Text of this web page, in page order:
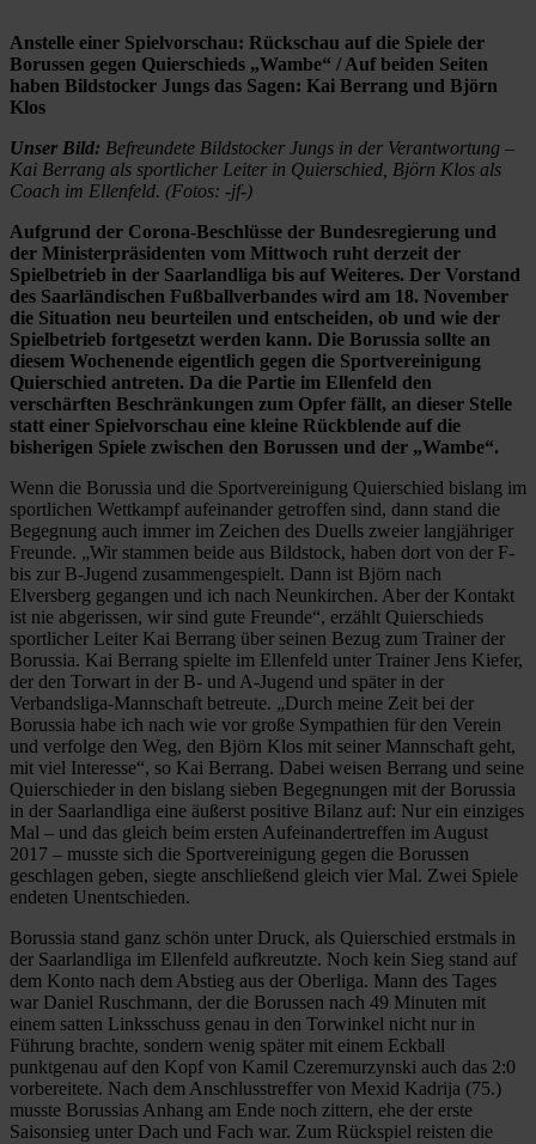
Anstelle einer Spielvorschau: Rückschau auf die Spiele der
Borussen gegen Quierschieds „Wambe“ / Auf beiden Seiten
haben Bildstocker Jungs das Sagen: Kai Berrang und Björn
Klos
Unser Bild: Befreundete Bildstocker Jungs in der Verantwortung –
Kai Berrang als sportlicher Leiter in Quierschied, Björn Klos als
Coach im Ellenfeld. (Fotos: -jf-)
Aufgrund der Corona-Beschlüsse der Bundesregierung und
der Ministerpräsidenten vom Mittwoch ruht derzeit der
Spielbetrieb in der Saarlandliga bis auf Weiteres. Der Vorstand
des Saarländischen Fußballverbandes wird am 18. November
die Situation neu beurteilen und entscheiden, ob und wie der
Spielbetrieb fortgesetzt werden kann. Die Borussia sollte an
diesem Wochenende eigentlich gegen die Sportvereinigung
Quierschied antreten. Da die Partie im Ellenfeld den
verschärften Beschränkungen zum Opfer fällt, an dieser Stelle
statt einer Spielvorschau eine kleine Rückblende auf die
bisherigen Spiele zwischen den Borussen und der „Wambe“.
Wenn die Borussia und die Sportvereinigung Quierschied bislang im
sportlichen Wettkampf aufeinander getroffen sind, dann stand die
Begegnung auch immer im Zeichen des Duells zweier langjähriger
Freunde. „Wir stammen beide aus Bildstock, haben dort von der F-
bis zur B-Jugend zusammengespielt. Dann ist Björn nach
Elversberg gegangen und ich nach Neunkirchen. Aber der Kontakt
ist nie abgerissen, wir sind gute Freunde“, erzählt Quierschieds
sportlicher Leiter Kai Berrang über seinen Bezug zum Trainer der
Borussia. Kai Berrang spielte im Ellenfeld unter Trainer Jens Kiefer,
der den Torwart in der B- und A-Jugend und später in der
Verbandsliga-Mannschaft betreute. „Durch meine Zeit bei der
Borussia habe ich nach wie vor große Sympathien für den Verein
und verfolge den Weg, den Björn Klos mit seiner Mannschaft geht,
mit viel Interesse“, so Kai Berrang. Dabei weisen Berrang und seine
Quierschieder in den bislang sieben Begegnungen mit der Borussia
in der Saarlandliga eine äußerst positive Bilanz auf: Nur ein einziges
Mal – und das gleich beim ersten Aufeinandertreffen im August
2017 – musste sich die Sportvereinigung gegen die Borussen
geschlagen geben, siegte anschließend gleich vier Mal. Zwei Spiele
endeten Unentschieden.
Borussia stand ganz schön unter Druck, als Quierschied erstmals in
der Saarlandliga im Ellenfeld aufkreutzte. Noch kein Sieg stand auf
dem Konto nach dem Abstieg aus der Oberliga. Mann des Tages
war Daniel Ruschmann, der die Borussen nach 49 Minuten mit
einem satten Linksschuss genau in den Torwinkel nicht nur in
Führung brachte, sondern wenig später mit einem Eckball
punktgenau auf den Kopf von Kamil Czeremurzynski auch das 2:0
vorbereitete. Nach dem Anschlusstreffer von Mexid Kadrija (75.)
musste Borussias Anhang am Ende noch zittern, ehe der erste
Saisonsieg unter Dach und Fach war. Zum Rückspiel reisten die